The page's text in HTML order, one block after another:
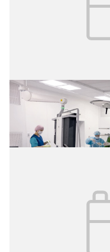
02.08.2026 № 29 (427)
Операция без